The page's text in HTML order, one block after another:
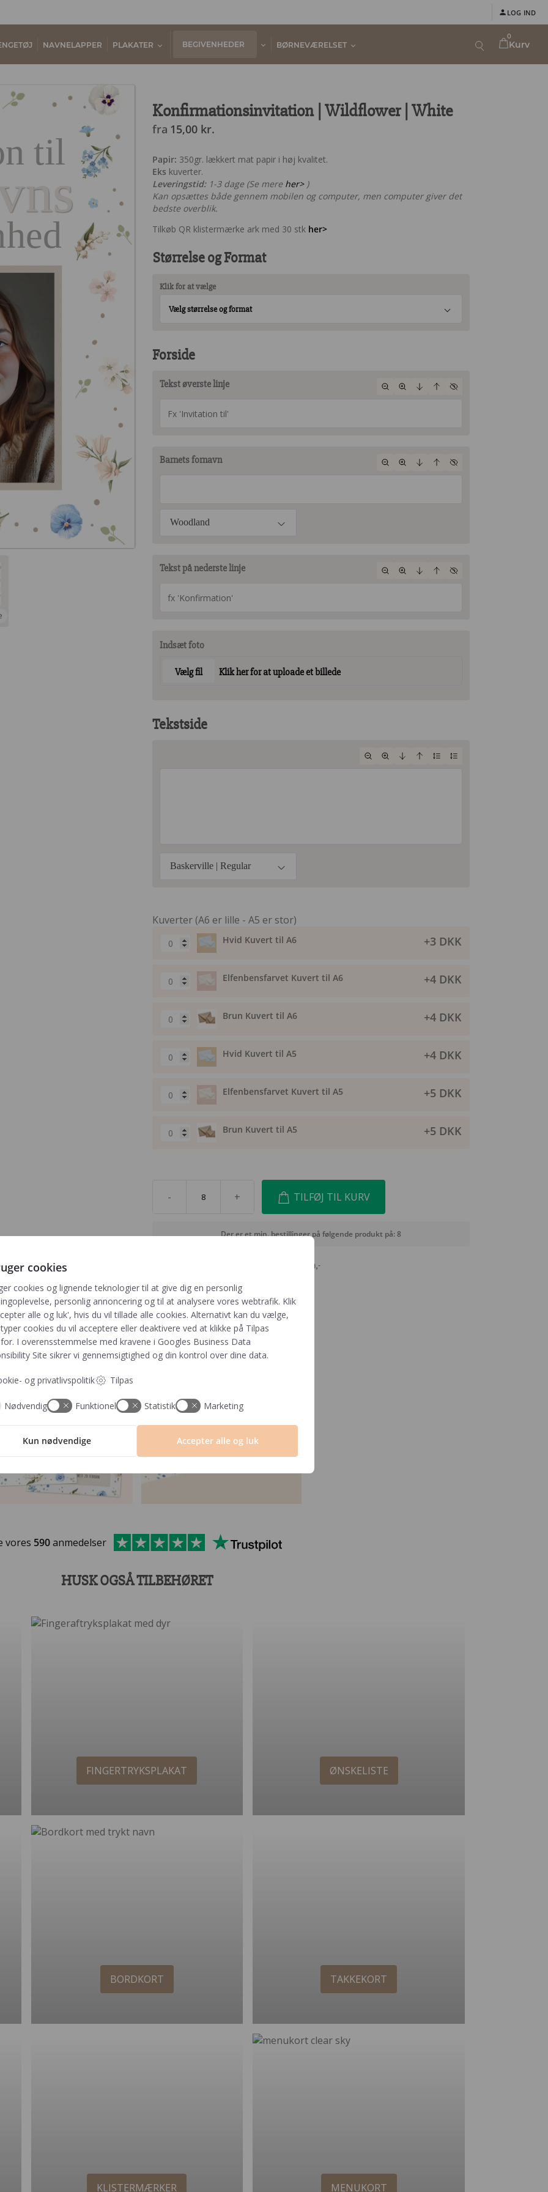
LOG IND
0
Kurv
NAVNELAPPER PLAKATER BEGIVENHEDER BØRNEVÆRELSET
til
Konfirmationsinvitation | Wildflower | White
fra 15,00 kr.
Papir: 350gr. lækkert mat papir i høj kvalitet.
Eks kuverter.
Leveringstid:1-3 dage (Se mere her>)
Kan opsættes både gennem mobilen og computer, men computer giver det
bedste overblik.
Tilkøb QR klistermærke ark med 30 stk her>
Størrelse og Format
Klik for at vælge
Vælg størrelse og format
Forside
Tekst øverste linje
Barnets fornavn
Woodland
Tekst på nederste linje
Indsæt foto
Vælg fil Klik her for at uploade et billede
Tekstside
Baskerville | Regular
- + TILFØJ TIL KURV
Der er et min. bestillinger på følgende produkt på: 8
Kuverter (A6 er lille - A5 er stor)
Hvid Kuvert til A6 +3 DKK
Elfenbensfarvet Kuvert til A6 +4 DKK
Brun Kuvert til A6 +4 DKK
Hvid Kuvert til A5 +4 DKK
Elfenbensfarvet Kuvert til A5 +5 DKK
Brun Kuvert til A5 +5 DKK
Fragt fra kun 29,- ∙ GRATIS fragt fra 399,-
vores 590anmedelser
HUSK OGSÅ TILBEHØRET
FINGERTRYKSPLAKAT ØNSKELISTE
BORDKORT TAKKEKORT
KLISTERMÆRKER MENUKORT
cookies
cookies og lignende teknologier til at give dig en personlig
personlig annoncering og til at analysere vores webtrafik. Klik
alle og luk', hvis du vil tillade alle cookies. Alternativt kan du vælge,
cookies du vil acceptere eller deaktivere ved at klikke på Tilpas
I overensstemmelse med kravene i Googles Business Data
Site sikrer vi gennemsigtighed og din kontrol over dine data.
og privatlivspolitik Tilpas
Nødvendig Funktionel Statistik Marketing
Kun nødvendige Accepter alle og luk